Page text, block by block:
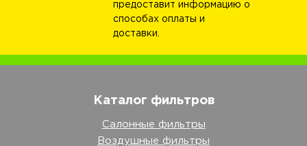
предоставит информацию о
способах оплаты и
доставки.
Каталог фильтров
Салонные фильтры
Воздушные фильтры